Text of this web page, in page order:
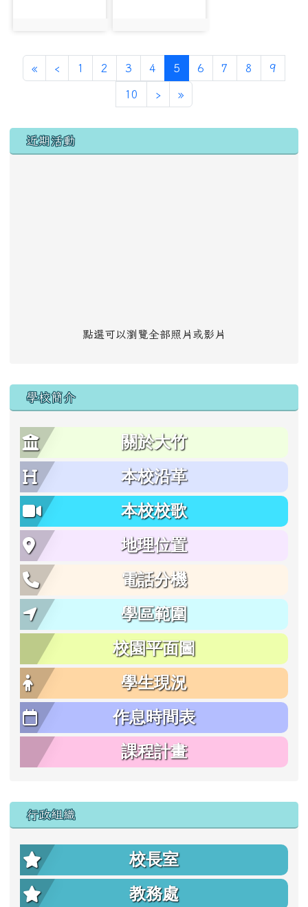
«第一頁
‹ 上一頁
1 2 3 4 5 (目前頁次)
6 7 8 9
10 ›下一頁
»最後頁
左邊區域內容
近期活動
點選可以瀏覽全部照片或影片
學校簡介
關於大竹
本校沿革
本校校歌
地理位置
電話分機
學區範圍
校園平面圖
學生現況
作息時間表
課程計畫
行政組織
校長室
教務處